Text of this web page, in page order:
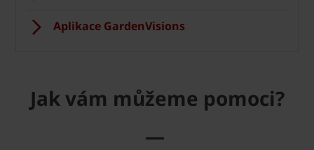
Aplikace GardenVisions
Jak vám můžeme pomoci?
—